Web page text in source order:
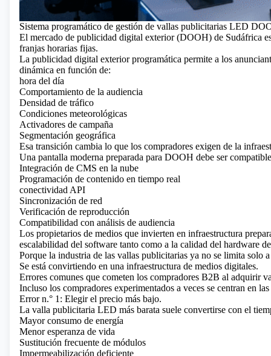
Sistema programático de gestión de vallas publicitarias LED
El mercado de publicidad digital exterior (DOOH) de Sudáfrica
franjas horarias fijas.
La publicidad digital exterior programática permite a los
dinámica en función de:
hora del día
Comportamiento de la audiencia
Densidad de tráfico
Condiciones meteorológicas
Activadores de campaña
Segmentación geográfica
Esa transición cambia lo que los compradores exigen de la
Una pantalla moderna preparada para DOOH debe ser
Integración de CMS en la nube
Programación de contenido en tiempo real
conectividad API
Sincronización de red
Verificación de reproducción
Compatibilidad con análisis de audiencia
Los propietarios de medios que invierten en infraestructura
escalabilidad del software tanto como a la calidad del hardware
Porque la industria de las vallas publicitarias ya no se limita solo
Se está convirtiendo en una infraestructura de medios digitales.
Errores comunes que cometen los compradores B2B al adquirir
Incluso los compradores experimentados a veces se centran en
Error n.° 1: Elegir el precio más bajo.
La valla publicitaria LED más barata suele convertirse con el
Mayor consumo de energía
Menor esperanza de vida
Sustitución frecuente de módulos
Impermeabilización deficiente